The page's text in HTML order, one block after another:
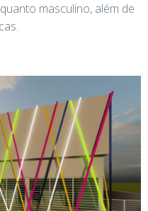
masculino, além de